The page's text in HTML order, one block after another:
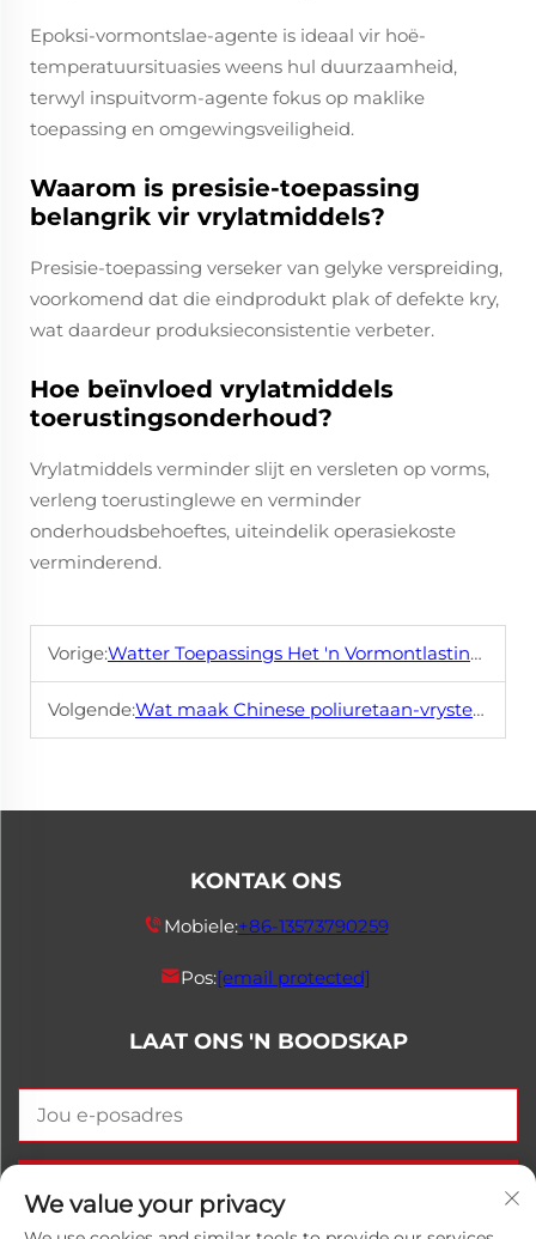
Epoksi-vormontslae-agente is ideaal vir hoë-
temperatuursituasies weens hul duurzaamheid,
terwyl inspuitvorm-agente fokus op maklike
toepassing en omgewingsveiligheid.
Waarom is presisie-toepassing
belangrik vir vrylatmiddels?
Presisie-toepassing verseker van gelyke verspreiding,
voorkomend dat die eindprodukt plak of defekte kry,
wat daardeur produksieconsistentie verbeter.
Hoe beïnvloed vrylatmiddels
toerustingsonderhoud?
Vrylatmiddels verminder slijt en versleten op vorms,
verleng toerustinglewe en verminder
onderhoudsbehoeftes, uiteindelik operasiekoste
verminderend.
Vorige:Watter Toepassings Het 'n Vormontlastingmiddel?
Volgende:Wat maak Chinese poliuretaan-vrystellingsmiddel 'n globale nywerheidkeuse?
KONTAK ONS
Mobiele:+86-13573790259
Pos:[email protected]
LAAT ONS 'N BOODSKAP
We value your privacy